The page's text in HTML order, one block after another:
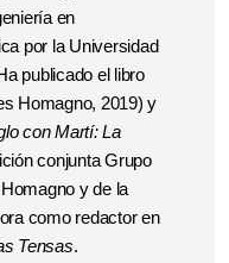
en
por la Universidad
publicado el libro
Homagno, 2019) y
con Martí: La
conjunta Grupo
y de la
como redactor en
Tensas.